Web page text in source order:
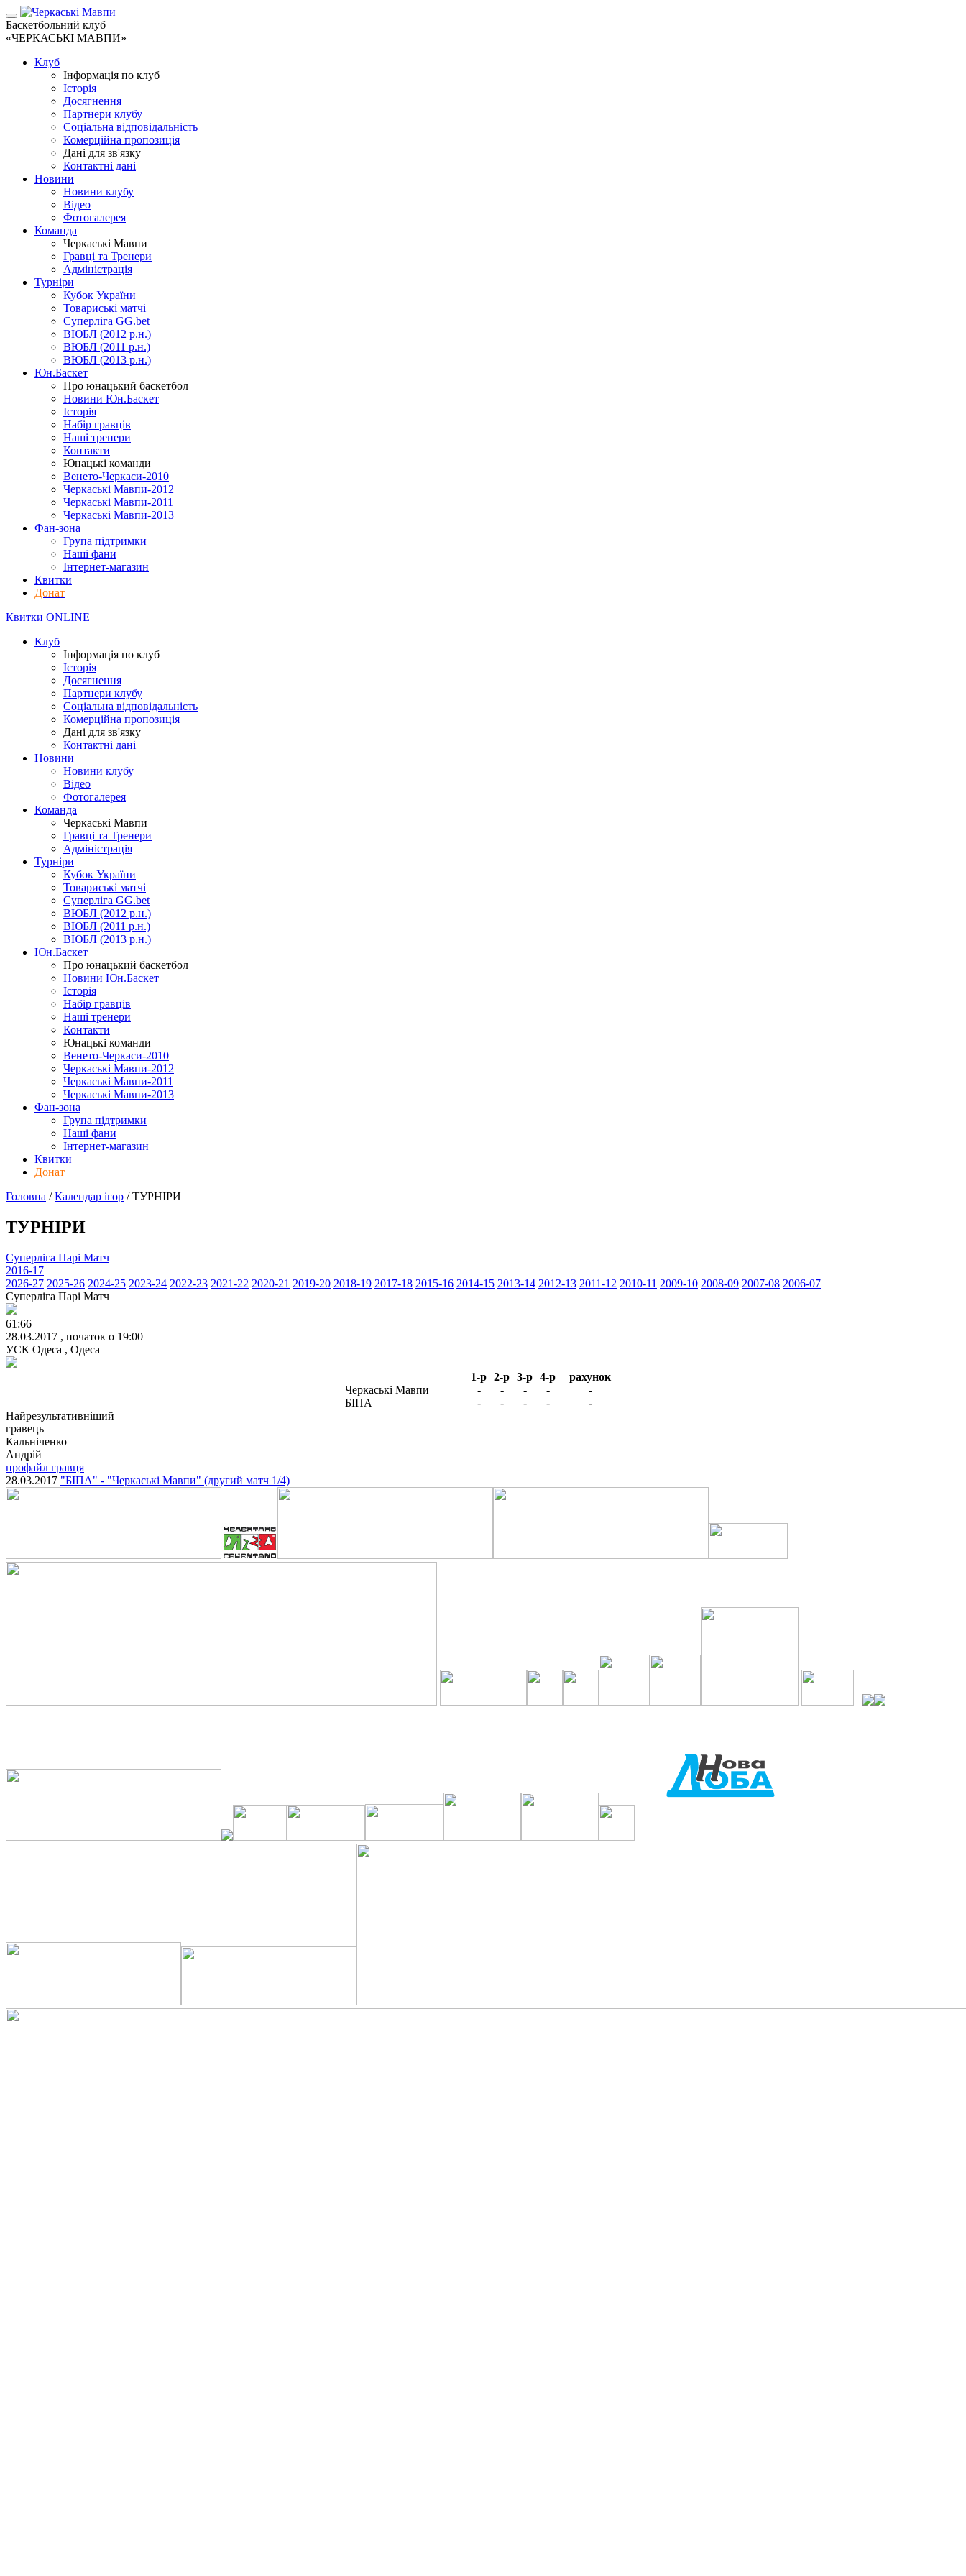
Баскетбольний клуб
«ЧЕРКАСЬКІ МАВПИ»
Клуб
Інформація по клуб
Історія
Досягнення
Партнери клубу
Соціальна відповідальність
Комерційна пропозиція
Дані для зв'язку
Контактні дані
Новини
Новини клубу
Відео
Фотогалерея
Команда
Черкаські Мавпи
Гравці та Тренери
Адміністрація
Турніри
Кубок України
Товариські матчі
Суперліга GG.bet
ВЮБЛ (2012 р.н.)
ВЮБЛ (2011 р.н.)
ВЮБЛ (2013 р.н.)
Юн.Баскет
Про юнацький баскетбол
Новини Юн.Баскет
Історія
Набір гравців
Наші тренери
Контакти
Юнацькі команди
Венето-Черкаси-2010
Черкаські Мавпи-2012
Черкаські Мавпи-2011
Черкаські Мавпи-2013
Фан-зона
Група підтримки
Наші фани
Інтернет-магазин
Квитки
Донат
Квитки ONLINE
Клуб
Інформація по клуб
Історія
Досягнення
Партнери клубу
Соціальна відповідальність
Комерційна пропозиція
Дані для зв'язку
Контактні дані
Новини
Новини клубу
Відео
Фотогалерея
Команда
Черкаські Мавпи
Гравці та Тренери
Адміністрація
Турніри
Кубок України
Товариські матчі
Суперліга GG.bet
ВЮБЛ (2012 р.н.)
ВЮБЛ (2011 р.н.)
ВЮБЛ (2013 р.н.)
Юн.Баскет
Про юнацький баскетбол
Новини Юн.Баскет
Історія
Набір гравців
Наші тренери
Контакти
Юнацькі команди
Венето-Черкаси-2010
Черкаські Мавпи-2012
Черкаські Мавпи-2011
Черкаські Мавпи-2013
Фан-зона
Група підтримки
Наші фани
Інтернет-магазин
Квитки
Донат
Головна /Календар ігор /ТУРНІРИ
ТУРНІРИ
Суперліга Парі Матч
2016-17
2026-27 2025-26 2024-25 2023-24 2022-23 2021-22 2020-21 2019-20 2018-19 2017-18 2015-16 2014-15 2013-14 2012-13 2011-12 2010-11 2009-10 2008-09 2007-08 2006-07
Суперліга Парі Матч
61:66
28.03.2017 , початок о 19:00
УСК Одеса , Одеса
1-р 2-р 3-р 4-р
рахунок
Черкаські Мавпи
- - - -
-
БІПА
- - - -
-
Найрезультативніший
гравець
Кальніченко
Андрій
профайл гравця
28.03.2017 "БІПА" - "Черкаські Мавпи" (другий матч 1/4)